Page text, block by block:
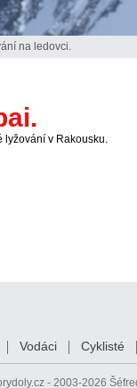
na ledovci.
lyžování v Rakousku.
Vodáci Cyklisté
- 2003-2026